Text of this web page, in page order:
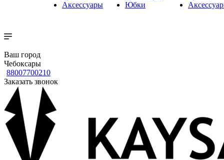
Аксессуары
Юбки
Ваш город
Чебоксары
88007700210
Заказать звонок